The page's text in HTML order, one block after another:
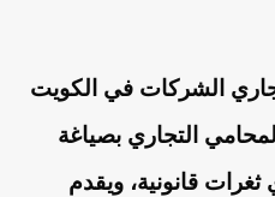
الشركات في الكويت
التجاري بصياغة
قانونية، ويقدم